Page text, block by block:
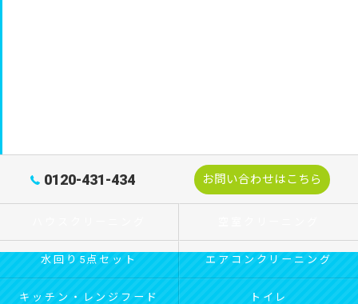
0120-431-434 お問い合わせはこちら
水回り5点セット エアコンクリーニング
キッチン・レンジフード トイレ